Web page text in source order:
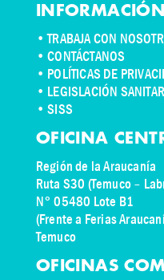
INFORMACIÓN
•TRABAJA CON
•CONTÁCTANOS
• POLÍTICAS DE
• LEGISLACIÓN
• SISS
OFICINA
Región de la Araucanía
Ruta S30 (Temuco –
N° 05480 Lote B1
(Frente a Ferias
Temuco
OFICINAS